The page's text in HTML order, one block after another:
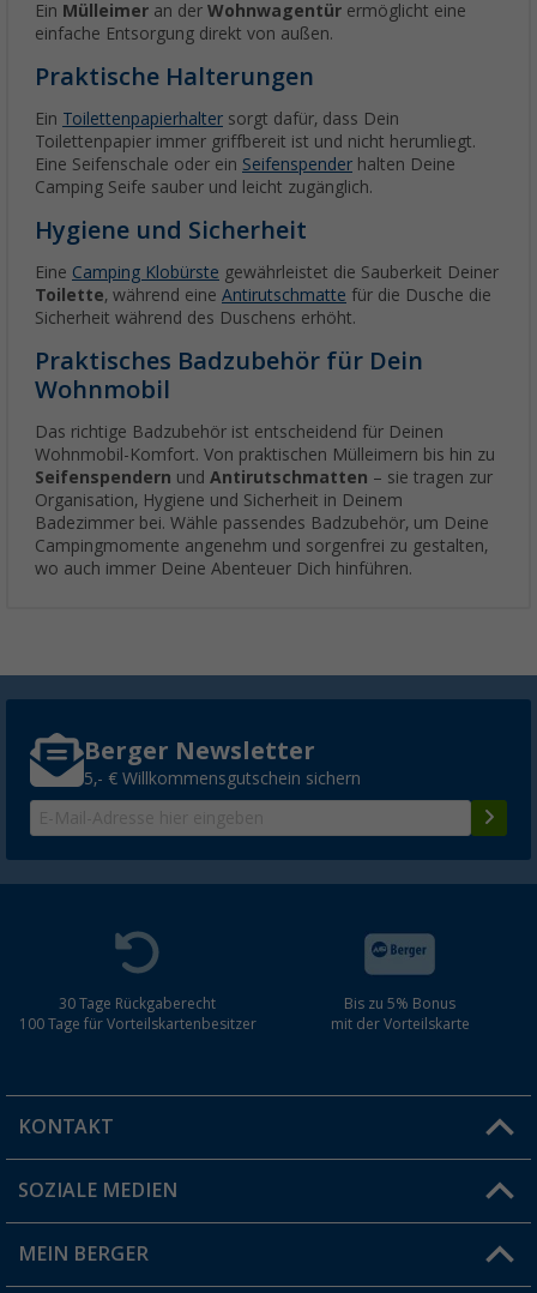
Ein Mülleimer an der Wohnwagentür ermöglicht eine
einfache Entsorgung direkt von außen.
Praktische Halterungen
Ein Toilettenpapierhalter sorgt dafür, dass Dein
Toilettenpapier immer griffbereit ist und nicht herumliegt.
Eine Seifenschale oder ein Seifenspender halten Deine
Camping Seife sauber und leicht zugänglich.
Hygiene und Sicherheit
Eine Camping Klobürste gewährleistet die Sauberkeit Deiner
Toilette, während eine Antirutschmatte für die Dusche die
Sicherheit während des Duschens erhöht.
Praktisches Badzubehör für Dein
Wohnmobil
Das richtige Badzubehör ist entscheidend für Deinen
Wohnmobil-Komfort. Von praktischen Mülleimern bis hin zu
Seifenspendern und Antirutschmatten – sie tragen zur
Organisation, Hygiene und Sicherheit in Deinem
Badezimmer bei. Wähle passendes Badzubehör, um Deine
Campingmomente angenehm und sorgenfrei zu gestalten,
wo auch immer Deine Abenteuer Dich hinführen.
Berger Newsletter
5,- € Willkommensgutschein sichern
30 Tage Rückgaberecht
100 Tage für Vorteilskartenbesitzer
Bis zu 5% Bonus
mit der Vorteilskarte
KONTAKT
Du hast eine Frage?
Filiale finden
SOZIALE MEDIEN
MEIN BERGER